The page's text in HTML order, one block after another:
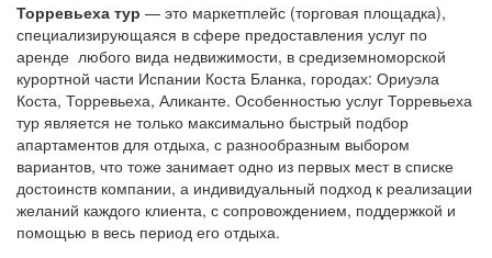
Торревьеха тур — это маркетплейс (торговая площадка),
специализирующаяся в сфере предоставления услуг по
аренде любого вида недвижимости, в средиземноморской
курортной части Испании Коста Бланка, городах: Ориуэла
Коста, Торревьеха, Аликанте. Особенностью услуг Торревьеха
тур является не только максимально быстрый подбор
апартаментов для отдыха, с разнообразным выбором
вариантов, что тоже занимает одно из первых мест в списке
достоинств компании, а индивидуальный подход к реализации
желаний каждого клиента, с сопровождением, поддержкой и
помощью в весь период его отдыха.